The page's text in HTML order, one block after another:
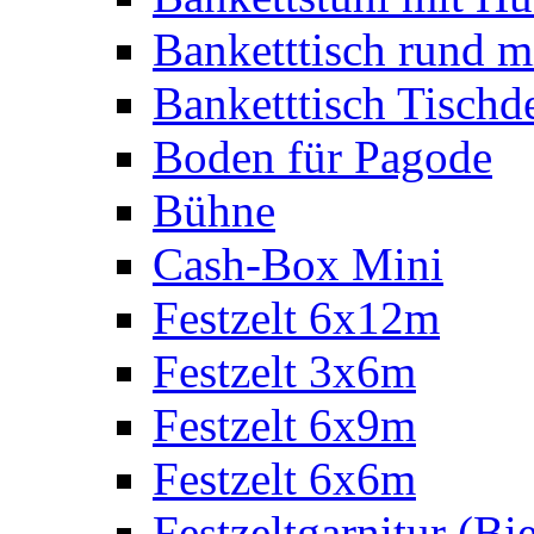
Banketttisch rund
Banketttisch
Boden für Pagode
Bühne
Cash-Box Mini
Festzelt 6x12m
Festzelt 3x6m
Festzelt 6x9m
Festzelt 6x6m